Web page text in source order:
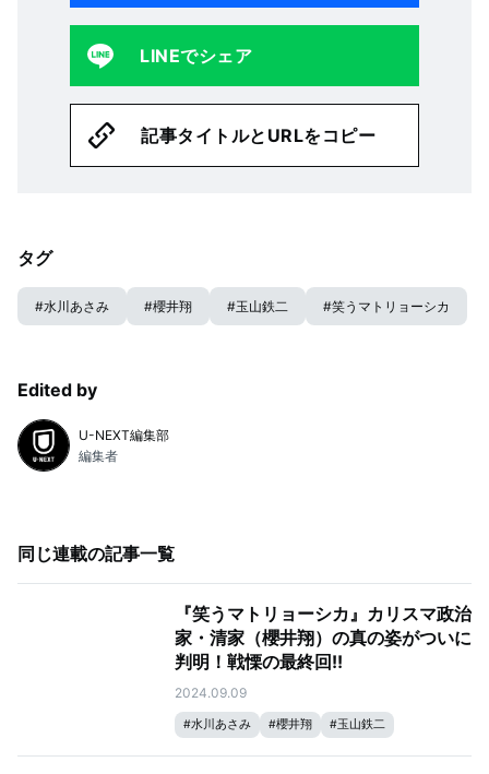
LINEでシェア
記事タイトルとURLをコピー
タグ
#水川あさみ #櫻井翔 #玉山鉄二 #笑うマトリョーシカ
Edited by
U-NEXT編集部
編集者
同じ連載の記事一覧
『笑うマトリョーシカ』カリスマ政治
家・清家（櫻井翔）の真の姿がついに
判明！戦慄の最終回!!
2024.09.09
#水川あさみ #櫻井翔 #玉山鉄二